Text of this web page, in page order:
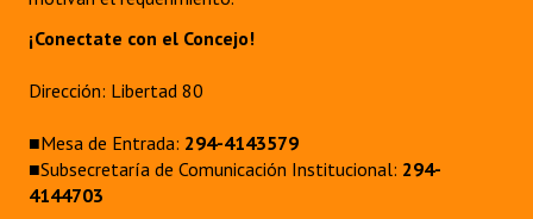
¡Conectate con el Concejo!
Dirección: Libertad 80
■Mesa de Entrada: 294-4143579
■Subsecretaría de Comunicación Institucional: 294-
4144703